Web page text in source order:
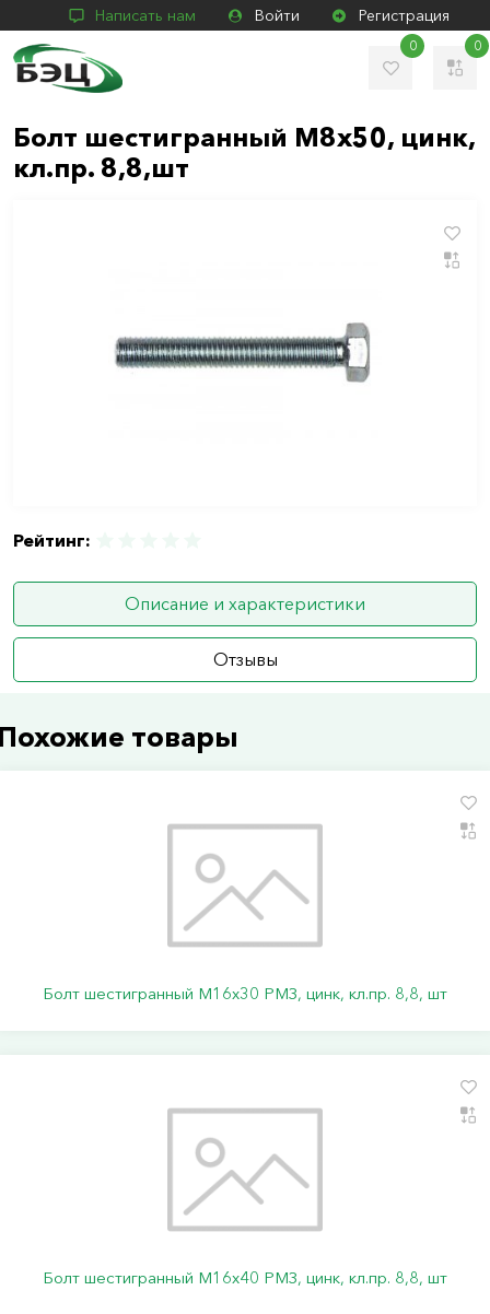
Написать нам Войти Регистрация
0 0
Болт шестигранный М8х50, цинк,
кл.пр. 8,8,шт
Рейтинг:
Описание и характеристики
Отзывы
товары
Болт шестигранный М16х30 РМЗ, цинк, кл.пр. 8,8, шт
Болт шестигранный М16х40 РМЗ, цинк, кл.пр. 8,8, шт